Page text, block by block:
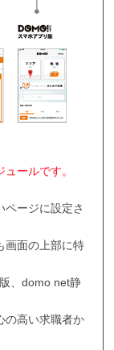
ールです。
ページに設定さ
画面の上部に特
、domo net静
の高い求職者か